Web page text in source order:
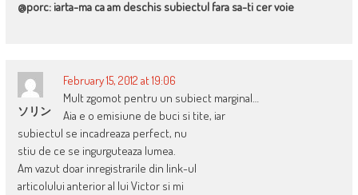
@porc: iarta-ma ca am deschis subiectul fara sa-ti cer voie
ソリン
February 15, 2012 at 19:06
Mult zgomot pentru un subiect marginal…
Aia e o emisiune de buci si tite, iar
subiectul se incadreaza perfect, nu
stiu de ce se ingurguteaza lumea.
Am vazut doar inregistrarile din link-ul
articolului anterior al lui Victor si mi